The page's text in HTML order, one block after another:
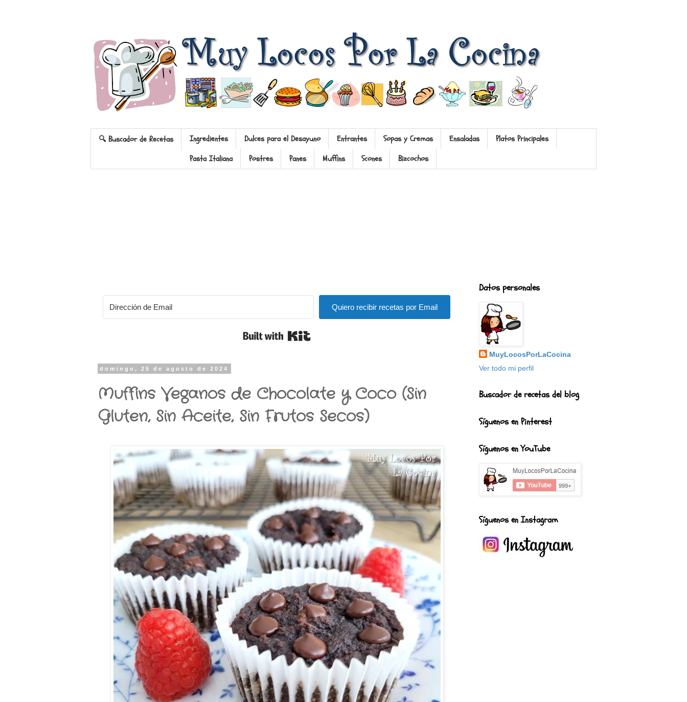
🔍 Buscador de Recetas Ingredientes Dulces para el Desayuno Entrantes Sopas y Cremas Ensaladas
Platos Principales
Pasta Italiana
Postres Panes Muffins Scones Bizcochos
Quiero recibir recetas por Email
domingo, 25 de agosto de 2024
Muffins Veganos de Chocolate y Coco (Sin
Gluten, Sin Aceite, Sin Frutos Secos)
Datos personales
MuyLocosPorLaCocina
Ver todo mi perfil
Buscador de recetas del blog
Síguenos en Pinterest
Síguenos en YouTube
Síguenos en Instagram